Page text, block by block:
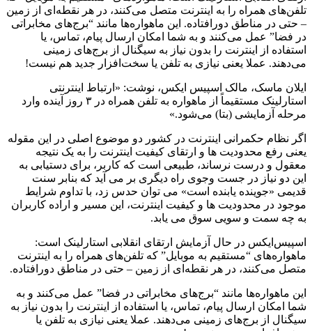
تلفن‌های همراه را به اینترنت متصل می‌کنند، در هر نقطه‌ای از زمین
– حتی در مناطق دورافتاده. این ماهواره‌ها مانند “برج‌های مخابراتی
در فضا” عمل می‌کنند و به شما امکان ارسال پیام، تماس، یا
استفاده از اینترنت را بدون نیاز به سیگنال از برج‌های زمینی
می‌دهند. عملا یعنی نیازی به تلفن یا سخت‌افزار جدید هم نیست!
ایلان ماسک، مالک اسپیس ایکس، نوشت: «ارتباط اینترنتی
استارلینک مستقیماً از ماهواره به تلفن همراه در ۳ روز آینده وارد
مرحله آزمایشی (بتا) می‌شود.»
اگر نظام حکمرانی اینترنت در کشور دو موضوع اصلی در این مقوله
یعنی رفع محدودیت ها و ارتقای کیفیت اینترنت را به یک نتیجه
معقول و درست نرساند، طبیعی است که کاربر، برای دستیابی به
این دو نیاز در جست وجوی راه دیگری بر می آید که بنابر سنت
قدیمی «جوینده یابنده است» می توان حدس زد، با تداوم شرایط
موجود در محدودیت ها و کیفیت اینترنت، این مسیر و اراده کاربران
به چه سمت و سویی سوق می یابد.
اسپیس‌ایکس در حال آزمایش ارتقای انقلابی استارلینک است:
ماهواره‌های “مستقیم به موبایل” که تلفن‌های همراه را به اینترنت
متصل می‌کنند، در هر نقطه‌ای از زمین – حتی در مناطق دورافتاده.
این ماهواره‌ها مانند “برج‌های مخابراتی در فضا” عمل می‌کنند و به
شما امکان ارسال پیام، تماس، یا استفاده از اینترنت را بدون نیاز به
سیگنال از برج‌های زمینی می‌دهند. عملا یعنی نیازی به تلفن یا